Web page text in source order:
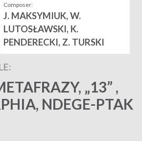
Composer:
J. MAKSYMIUK, W.
LUTOSŁAWSKI, K.
PENDERECKI, Z. TURSKI
„13” ,
NDEGE-PTAK